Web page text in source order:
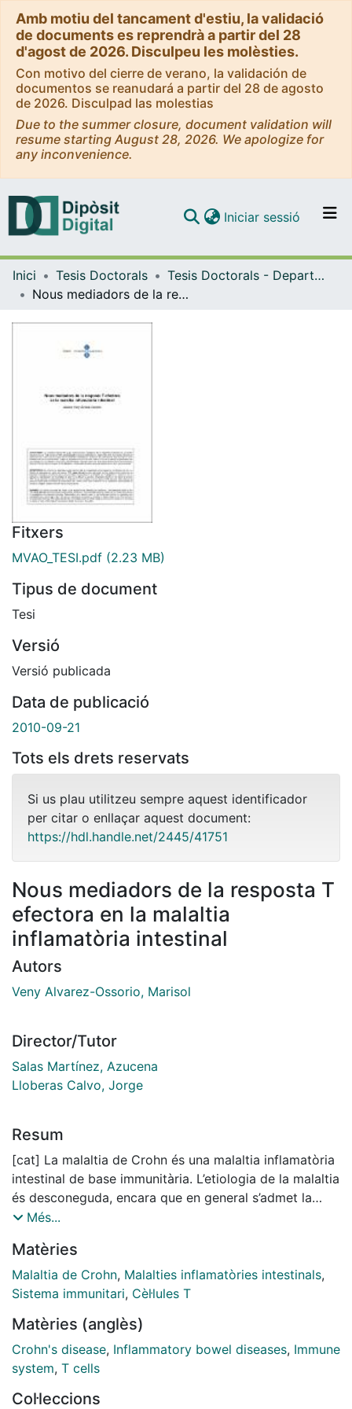
Amb motiu del tancament d'estiu, la validació
de documents es reprendrà a partir del 28
d'agost de 2026. Disculpeu les molèsties.
Con motivo del cierre de verano, la validación de
documentos se reanudará a partir del 28 de agosto
de 2026. Disculpad las molestias
Due to the summer closure, document validation will
resume starting August 28, 2026. We apologize for
any inconvenience.
Navega per tot el DD
Iniciar sessió (current)
Inici Tesis Doctorals
Tesis Doctorals - Departament - Fisiologia (Biologia)
Nous mediadors de la resposta T efectora en la malaltia inflamatòria intestinal
Fitxers
MVAO_TESI.pdf (2.23 MB)
Tipus de document
Tesi
Versió
Versió publicada
Data de publicació
2010-09-21
Tots els drets reservats
Si us plau utilitzeu sempre aquest identificador
per citar o enllaçar aquest document:
https://hdl.handle.net/2445/41751
Nous mediadors de la resposta T
efectora en la malaltia
inflamatòria intestinal
Autors
Veny Alvarez-Ossorio, Marisol
Director/Tutor
Salas Martínez, Azucena
Lloberas Calvo, Jorge
Resum
[cat] La malaltia de Crohn és una malaltia inflamatòria
intestinal de base immunitària. L’etiologia de la malaltia
és desconeguda, encara que en general s’admet la
següent definició: la malaltia és conseqüència d’una
antígens comuns de la flora bacteriana intestinal en
individus genèticament susceptibles.
immunitària es la hiperactivació dels limfòcits T que es
dóna en aquesta i altres malalties de tipus
autoimmunitari, i en les que tradicionalment s’ha
per part de la població limfocitària Th1 en el teixit
Més...
Matèries
Malaltia de Crohn, Malalties inflamatòries intestinals,
Sistema immunitari, Cèl·lules T
Matèries (anglès)
Crohn's disease, Inflammatory bowel diseases, Immune
system, T cells
Col·leccions